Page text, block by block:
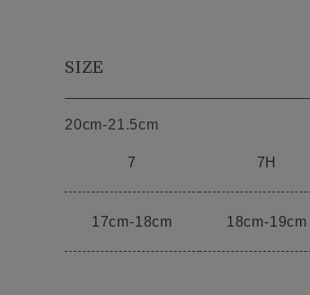
SIZE
20cm-21.5cm
7 7H
17cm-18cm 18cm-19cm